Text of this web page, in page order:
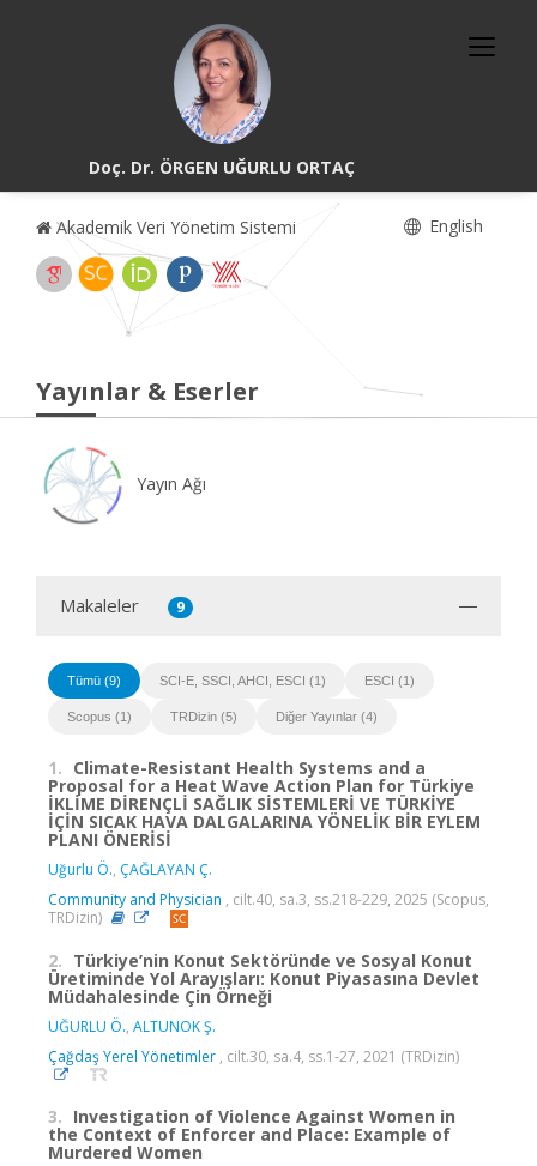
Doç. Dr. ÖRGEN UĞURLU ORTAÇ
Akademik Veri Yönetim Sistemi English
Yayınlar & Eserler
Yayın Ağı
Makaleler 9
Tümü (9) SCI-E, SSCI, AHCI, ESCI (1) ESCI (1)
Scopus (1) TRDizin (5) Diğer Yayınlar (4)
1. Climate-Resistant Health Systems and a
Proposal for a Heat Wave Action Plan for Türkiye
İKLİME DİRENÇLİ SAĞLIK SİSTEMLERİ VE TÜRKİYE
İÇİN SICAK HAVA DALGALARINA YÖNELİK BİR EYLEM
PLANI ÖNERİSİ
Uğurlu Ö., ÇAĞLAYAN Ç.
Community and Physician , cilt.40, sa.3, ss.218-229, 2025 (Scopus,
TRDizin)
2. Türkiye’nin Konut Sektöründe ve Sosyal Konut
Üretiminde Yol Arayışları: Konut Piyasasına Devlet
Müdahalesinde Çin Örneği
UĞURLU Ö., ALTUNOK Ş.
Çağdaş Yerel Yönetimler , cilt.30, sa.4, ss.1-27, 2021 (TRDizin)
3. Investigation of Violence Against Women in
the Context of Enforcer and Place: Example of
Murdered Women